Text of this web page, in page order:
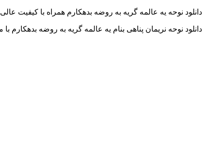
دانلود نوحه یه عالمه گریه به روضه بدهکارم همراه با کیفیت
دانلود نوحه نریمان پناهی بنام یه عالمه گریه به روضه بدهکارم